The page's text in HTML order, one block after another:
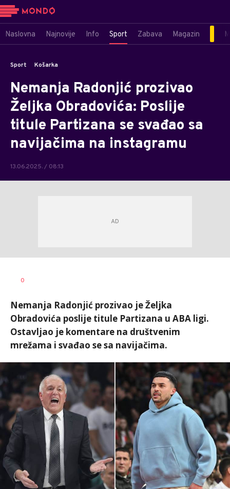
Naslovna Najnovije Info Sport Zabava Magazin
Sport Košarka
Nemanja Radonjić prozivao
Željka Obradovića: Poslije
titule Partizana se svađao sa
navijačima na instagramu
13.06.2025. / 08:13
0
Nemanja Radonjić prozivao je Željka
Obradovića poslije titule Partizana u ABA ligi.
Ostavljao je komentare na društvenim
mrežama i svađao se sa navijačima.